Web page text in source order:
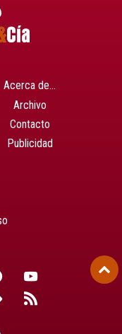
Acerca de…
Archivo
Contacto
Publicidad